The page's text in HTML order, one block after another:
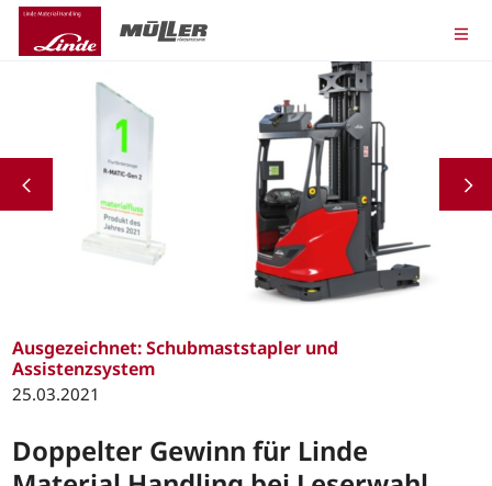
Ausgezeichnet: Schubmaststapler und
Assistenzsystem
25.03.2021
Doppelter Gewinn für Linde